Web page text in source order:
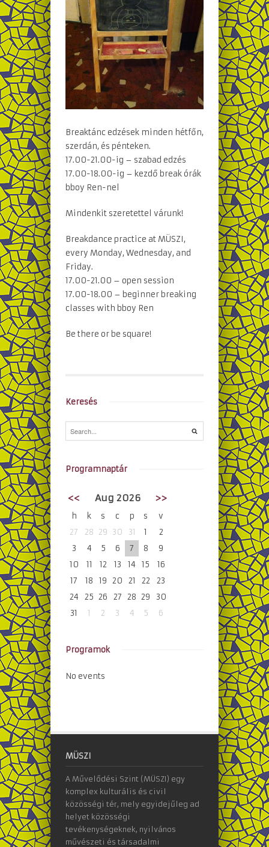
Breaktánc edzések minden hétfőn,
szerdán, és pénteken.
17.00-21.00-ig – szabad edzés
17.00-18.00-ig – kezdő break órák
bboy Ren-nel
Mindenkit szeretettel várunk!
Breakdance practice at MÜSZI,
every Monday, Wednesday, and
Friday.
17.00-21.00 – open session
17.00-18.00 – beginner breaking
classes with bboy Ren
Be there or be square!
Keresés
Programnaptár
<< Aug 2026 >>
h k s c p s
v
27
28 29 30 31 1
2
3
4 5 6 7 8
9
10
11 12 13 14 15
16
17
18 19 20 21 22
23
24
25 26 27 28 29
30
31
1 2 3 4 5 6
Programok
No events
MÜSZI
A Művelődési Szint (MÜSZI) egy
komplex kulturális és civil
közösségi tér, mely egyidejűleg ad
helyet közösségi
tevékenységeknek, nyilvános
művészeti és társadalmi